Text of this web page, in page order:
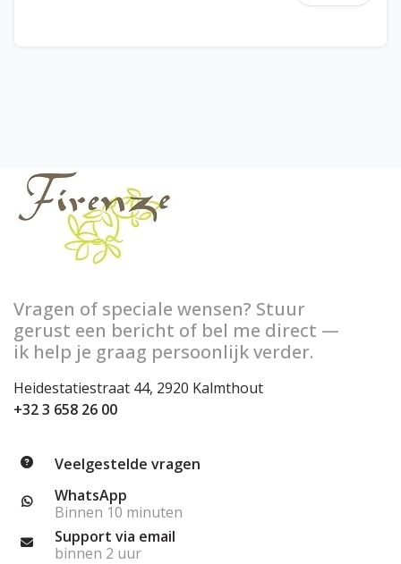
Vragen of speciale wensen? Stuur
gerust een bericht of bel me direct —
ik help je graag persoonlijk verder.
Heidestatiestraat 44, 2920 Kalmthout
+32 3 658 26 00
Veelgestelde vragen
WhatsApp
Binnen 10 minuten
Support via email
binnen 2 uur